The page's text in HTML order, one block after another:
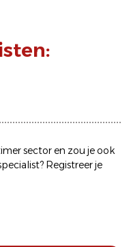
sector en zou je ook
Registreer je